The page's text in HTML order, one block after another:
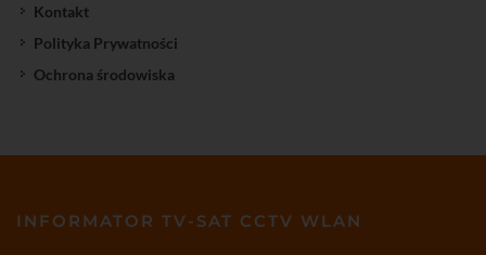
Kontakt
Polityka Prywatności
Ochrona środowiska
INFORMATOR TV-SAT CCTV WLAN